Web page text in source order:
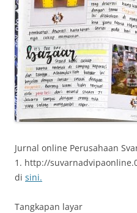
Jurnal online Perusahaan
1. http://
di sini.
Tangkapan layar